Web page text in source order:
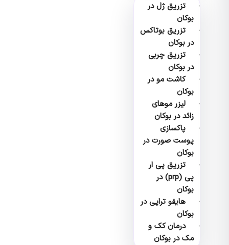
تزریق ژل در
بوکان
تزریق بوتاکس
در بوکان
تزریق چربی
در بوکان
کاشت مو در
بوکان
لیزر موهای
زائد در بوکان
پاکسازی
پوست صورت در
بوکان
تزریق پی ار
پی (prp) در
بوکان
هایفو تراپی در
بوکان
درمان کک و
مک در بوکان